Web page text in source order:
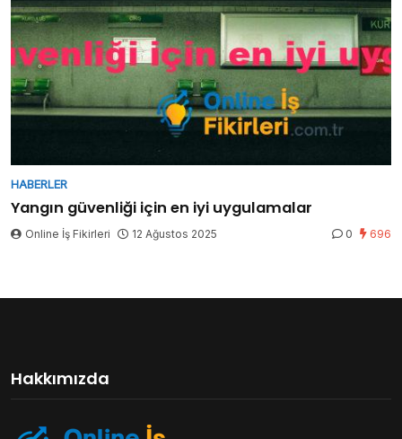
HABERLER
Yangın güvenliği için en iyi uygulamalar
Online İş Fikirleri 12 Ağustos 2025 0 696
Hakkımızda